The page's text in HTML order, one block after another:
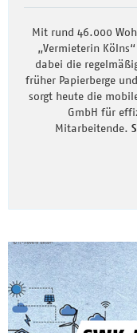
Mit rund 46.000
„Vermieterin
dabei die
früher Papierberge
sorgt heute die
GmbH für
Mitarbeitende.